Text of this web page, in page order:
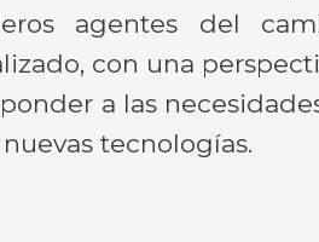
agentes del
con una
a las
tecnologías.